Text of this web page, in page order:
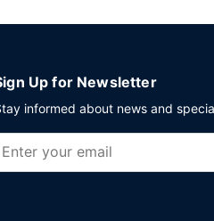
Up for Newsletter
informed about news and